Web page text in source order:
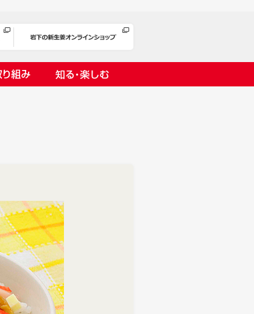
ーチェ（種つき）
漬け～ピンクの味卵～
み
ドプロジェクト